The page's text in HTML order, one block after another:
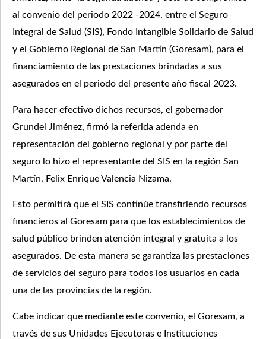
al convenio del periodo 2022 -2024, entre el Seguro
Integral de Salud (SIS), Fondo Intangible Solidario de Salud
y el Gobierno Regional de San Martín (Goresam), para el
financiamiento de las prestaciones brindadas a sus
asegurados en el periodo del presente año fiscal 2023.
Para hacer efectivo dichos recursos, el gobernador
Grundel Jiménez, firmó la referida adenda en
representación del gobierno regional y por parte del
seguro lo hizo el representante del SIS en la región San
Martín, Felix Enrique Valencia Nizama.
Esto permitirá que el SIS continúe transfiriendo recursos
financieros al Goresam para que los establecimientos de
salud público brinden atención integral y gratuita a los
asegurados. De esta manera se garantiza las prestaciones
de servicios del seguro para todos los usuarios en cada
una de las provincias de la región.
Cabe indicar que mediante este convenio, el Goresam, a
través de sus Unidades Ejecutoras e Instituciones